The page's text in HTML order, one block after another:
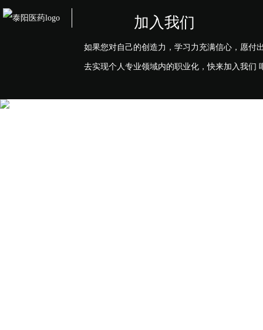
加入我们
如果您对自己的创造力，学习力充满信心，愿付
去实现个人专业领域内的职业化，快来加入我们